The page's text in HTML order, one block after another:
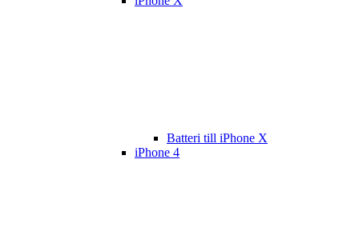
Batteri till iPhone X
iPhone 4